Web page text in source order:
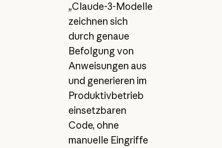
„Claude-3-Modelle
zeichnen sich
durch genaue
Befolgung von
Anweisungen aus
und generieren im
Produktivbetrieb
einsetzbaren
Code, ohne
manuelle Eingriffe